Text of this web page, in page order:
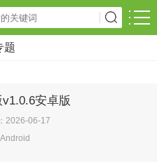
题
安卓版
2026-06-17